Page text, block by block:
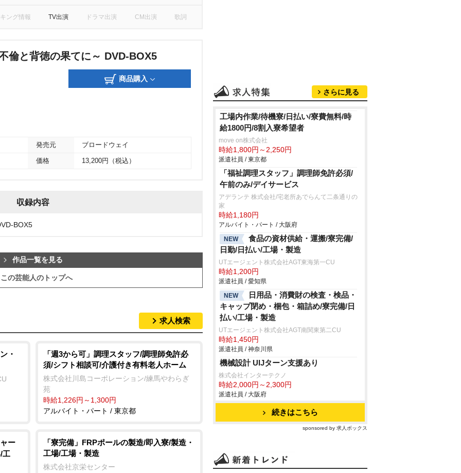
ング情報 TV出演 ドラマ出演 CM出演 歌詞
倫と背徳の果てに～ DVD-BOX5
商品購入
発売元 ブロードウェイ
価格 13,200円（税込）
収録内容
BOX5
作品一覧を見る
この芸能人のトップへ
求人検索
・
「週3から可」調理スタッフ/調理師免許必
須/シフト相談可/介護付き有料老人ホーム
株式会社川島コーポレーション/練馬やわらぎ
苑
時給1,226円～1,300円
アルバイト・パート / 東京都
ー
工
「寮完備」FRPポールの製造/即入寮/製造・
工場/工場・製造
株式会社京栄センター
さらに見る
工場内作業/待機寮/日払い/寮費無料/時
給1800円/8割入寮希望者
move on株式会社
時給1,800円～2,250円
派遣社員 / 東京都
「福祉調理スタッフ」調理師免許必須/
午前のみ/デイサービス
アデランテ 株式会社/宅老所あでらんて二条通りの
家
時給1,180円
アルバイト・パート / 大阪府
NEW
食品の資材供給・運搬/寮完備/
日勤/日払い/工場・製造
UTエージェント株式会社AGT東海第一CU
時給1,200円
派遣社員 / 愛知県
NEW
日用品・消費財の検査・検品・
キャップ閉め・梱包・箱詰め/寮完備/日
払い/工場・製造
UTエージェント株式会社AGT南関東第二CU
時給1,450円
派遣社員 / 神奈川県
機械設計 UIJターン支援あり
株式会社インターテクノ
時給2,000円～2,300円
派遣社員 / 大阪府
続きはこちら
sponsored by 求人ボックス